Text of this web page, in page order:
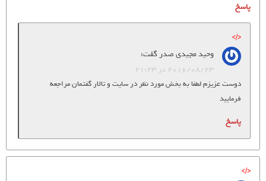
پاسخ
وحید مجیدی صدر گفت:
2016/08/23 در 21:23
دوست عزیزم لطفا به بخش مورد نظر در سایت و تالار گفتمان مراجعه
فرمایید
پاسخ